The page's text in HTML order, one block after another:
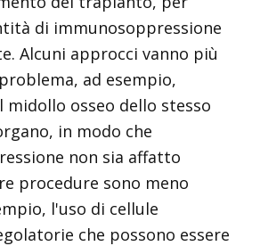
di immunosoppressione
Alcuni approcci vanno più
ad esempio,
osseo dello stesso
in modo che
non sia affatto
procedure sono meno
l'uso di cellule
che possono essere